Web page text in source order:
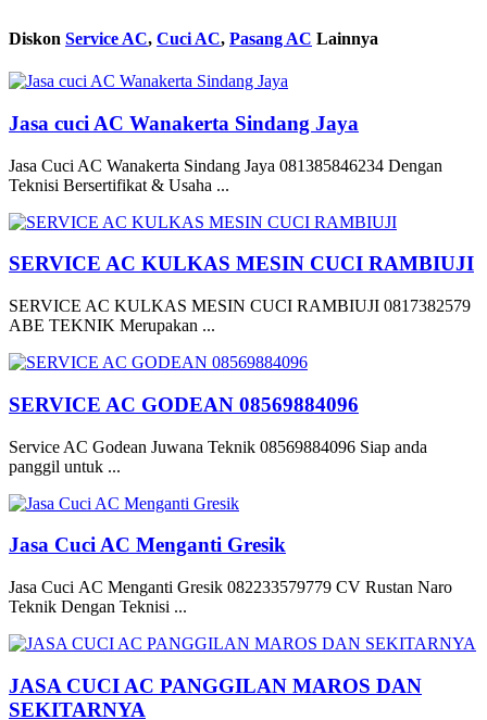
Diskon Service AC, Cuci AC, Pasang AC Lainnya
Jasa cuci AC Wanakerta Sindang Jaya
Jasa Cuci AC Wanakerta Sindang Jaya 081385846234 Dengan
Teknisi Bersertifikat & Usaha ...
SERVICE AC KULKAS MESIN CUCI RAMBIUJI
SERVICE AC KULKAS MESIN CUCI RAMBIUJI 0817382579
ABE TEKNIK Merupakan ...
SERVICE AC GODEAN 08569884096
Service AC Godean Juwana Teknik 08569884096 Siap anda
panggil untuk ...
Jasa Cuci AC Menganti Gresik
Jasa Cuci AC Menganti Gresik 082233579779 CV Rustan Naro
Teknik Dengan Teknisi ...
JASA CUCI AC PANGGILAN MAROS DAN
SEKITARNYA